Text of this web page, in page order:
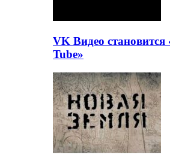
VK Видео становится
Tube»